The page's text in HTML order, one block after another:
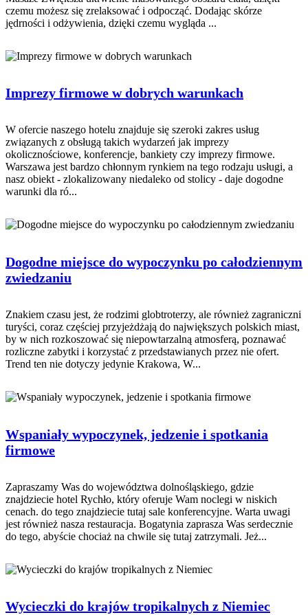
czemu możesz się zrelaksować i odpocząć. Dodając skórze
jędrności i odżywienia, dzięki czemu wygląda ...
Imprezy firmowe w dobrych warunkach
W ofercie naszego hotelu znajduje się szeroki zakres usług
związanych z obsługą takich wydarzeń jak imprezy
okolicznościowe, konferencje, bankiety czy imprezy firmowe.
Warszawa jest bardzo chłonnym rynkiem na tego rodzaju usługi, a
nasz obiekt - zlokalizowany niedaleko od stolicy - daje dogodne
warunki dla ró...
Dogodne miejsce do wypoczynku po całodziennym
zwiedzaniu
Znakiem czasu jest, że rodzimi globtroterzy, ale również zagraniczni
turyści, coraz częściej przyjeżdżają do największych polskich miast,
by w nich rozkoszować się niepowtarzalną atmosferą, poznawać
rozliczne zabytki i korzystać z przedstawianych przez nie ofert.
Trend ten nie dotyczy jedynie Krakowa, W...
Wspaniały wypoczynek, jedzenie i spotkania
firmowe
Zapraszamy Was do województwa dolnośląskiego, gdzie
znajdziecie hotel Rychło, który oferuje Wam noclegi w niskich
cenach. do tego znajdziecie tutaj sale konferencyjne. Warta uwagi
jest również nasza restauracja. Bogatynia zaprasza Was serdecznie
do tego, abyście chociaż na chwile się tutaj zatrzymali. Jeż...
Wycieczki do krajów tropikalnych z Niemiec